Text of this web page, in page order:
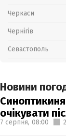
Черкаси
Чернігів
Севастополь
Новини
Синоптикиня
очікувати
7 серпня, 08:00